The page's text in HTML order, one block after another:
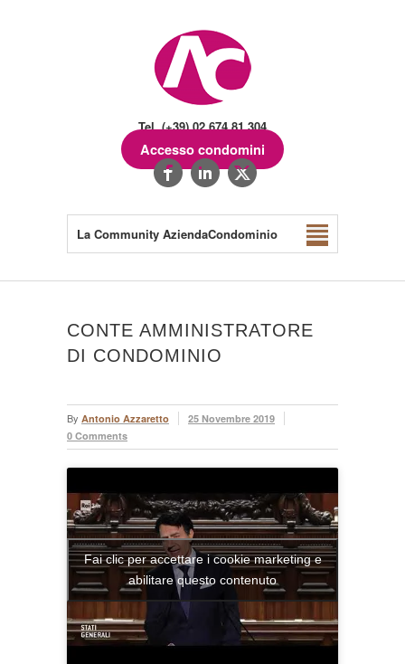
Tel. (+39) 02.674.81.304
Accesso condomini
La Community AziendaCondominio
CONTE AMMINISTRATORE
DI CONDOMINIO
By Antonio Azzaretto
25 Novembre 2019
0 Comments
Fai clic per accettare i cookie marketing e
abilitare questo contenuto